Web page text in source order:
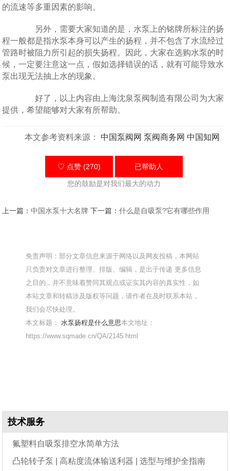
的流速等多重因素的影响。
另外，需要大家知道的是，水泵上的铭牌所标注的扬
程一般都是指水泵本身可以产生的扬程，并不包含了水流经过
管路时被阻力所引起的损失扬程。因此，大家在选购水泵的时
候，一定要注意这一点，假如选择错误的话，就有可能导致水
泵出现无法抽上水的现象。
好了，以上内容由上海沈泉泵阀制造有限公司为大家
提供，希望能够对大家有所帮助。
本文参考资料来源： 中国泵阀网 泵阀商务网 中国知网
♡ 点赞 (270) 已帮助 人
您的鼓励是对我们最大的动力
上一篇：中国水泵十大名牌 下一篇：什么是自吸泵?它有哪些作用
免责声明：部分文章信息来源于网络以及网友投稿，本网站
只负责对文章进行整理、排版、编辑，是出于传递 更多信息
之目的，并不意味着赞同其观点或证实其内容的真实性，如
本站文章和转稿涉及版权等问题，请作者在及时联系本站，
我们会尽快处理。
本文标题： 水泵扬程是什么意思本文地址：
https://www.sqmade.cn/QA/2145.html
技术服务
氟塑料自吸泵排空水简单方法
凸轮转子泵 | 高粘度流体输送利器 | 选型与维护全指南